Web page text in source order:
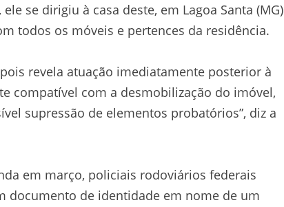
se dirigiu à casa deste, em Lagoa Santa (MG)
todos os móveis e pertences da residência.
revela atuação imediatamente posterior à
compatível com a desmobilização do imóvel,
supressão de elementos probatórios”, diz a
em março, policiais rodoviários federais
documento de identidade em nome de um